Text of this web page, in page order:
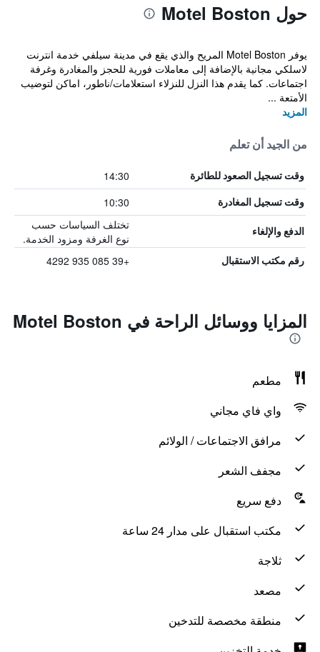
حول Motel Boston
يوفر Motel Boston المريح والذي يقع في مدينة سيلفي خدمة انترنت
لاسلكي مجانية بالإضافة إلى معاملات فورية للحجز والمغادرة وغرفة
اجتماعات. كما يقدم هذا النزل للنزلاء استعلامات/ناطور، اماكن لتوضيب
الأمتعة ...
المزيد
من الجيد أن تعلم
وقت تسجيل الصعود للطائرة 14:30
وقت تسجيل المغادرة 10:30
الدفع والإلغاء
تختلف السياسات حسب
نوع الغرفة ومزود الخدمة.
رقم مكتب الاستقبال +39 085 935 4292
المزايا ووسائل الراحة في Motel Boston
مطعم
واي فاي مجاني
مرافق الاجتماعات / الولائم
مجفف الشعر
دفع سريع
مكتب استقبال على مدار 24 ساعة
ثلاجة
مصعد
منطقة مخصصة للتدخين